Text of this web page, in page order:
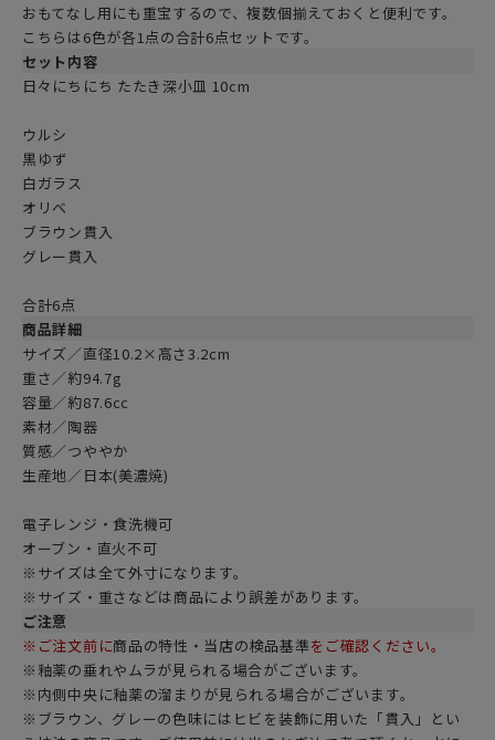
おもてなし用にも重宝するので、複数個揃えておくと便利です。
こちらは6色が各1点の合計6点セットです。
セット内容
日々にちにち たたき深小皿 10cm
ウルシ
黒ゆず
白ガラス
オリベ
ブラウン貫入
グレー貫入
合計6点
商品詳細
サイズ／直径10.2×高さ3.2cm
重さ／約94.7g
容量／約87.6cc
素材／陶器
質感／つややか
生産地／日本(美濃焼)
電子レンジ・食洗機可
オーブン・直火不可
※サイズは全て外寸になります。
※サイズ・重さなどは商品により誤差があります。
ご注意
※ご注文前に商品の特性・当店の検品基準をご確認ください。
※釉薬の垂れやムラが見られる場合がございます。
※内側中央に釉薬の溜まりが見られる場合がございます。
※ブラウン、グレーの色味にはヒビを装飾に用いた「貫入」とい